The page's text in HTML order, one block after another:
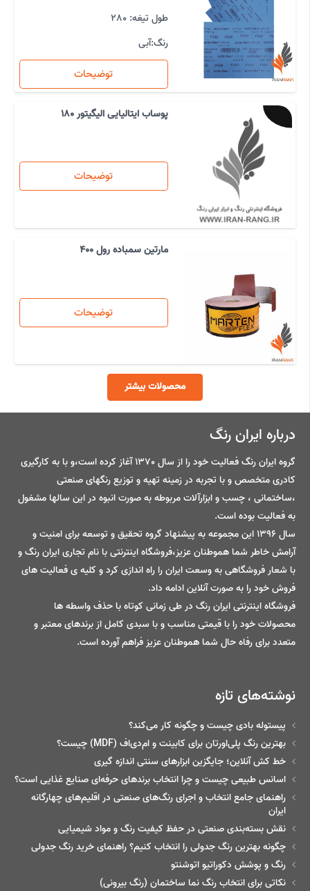
طول تیغه: 280
رنگ:آبی
توضیحات
پوساب ایتالیایی الیگیتور 180
توضیحات
مارتین سمباده رول 400
توضیحات
محصولات بیشتر
درباره ایران رنگ
گروه ایران رنگ فعالیت خود را از سال 1370 آغاز کرده است،و با به کارگیری
کادری متخصص و با تجربه در زمینه تهیه و توزیع رنگهای صنعتی
،ساختمانی ، چسب و ابزارآلات مربوطه به صورت انبوه در این سالها مشغول
به فعالیت بوده است.
سال 1396 این مجموعه به پیشنهاد گروه تحقیق و توسعه برای امنیت و
آرامش خاطر شما هموطنان عزیز،فروشگاه اینترنتی با نام تجاری ایران رنگ و
با شعار فروشگاهی به وسعت ایران را راه اندازی کرد و کلیه ی فعالیت های
فروش خود را به صورت آنلاین ادامه داد.
فروشگاه اینترنتی ایران رنگ در طی زمانی کوتاه با حذف واسطه ها
محصولات خود را با قیمتی مناسب و با سبدی کامل از برندهای معتبر و
متعدد برای رفاه حال شما هموطنان عزیز فراهم آورده است.
نوشته‌های تازه
پیستوله بادی چیست و چگونه کار می‌کند؟
بهترین رنگ پلی‌اورتان برای کابینت و ام‌دی‌اف (MDF) چیست؟
خط‌ کش آنلاین؛ جایگزین ابزارهای سنتی اندازه گیری
اسانس طبیعی چیست و چرا انتخاب برندهای حرفه‌ای صنایع غذایی است؟
راهنمای جامع انتخاب و اجرای رنگ‌های صنعتی در اقلیم‌های چهارگانه
ایران
نقش بسته‌بندی صنعتی در حفظ کیفیت رنگ و مواد شیمیایی
چگونه بهترین رنگ جدولی را انتخاب کنیم؟ راهنمای خرید رنگ جدولی
رنگ و پوشش دکوراتیو اتوشنتو
نکاتی برای انتخاب رنگ نما ساختمان (رنگ بیرونی)